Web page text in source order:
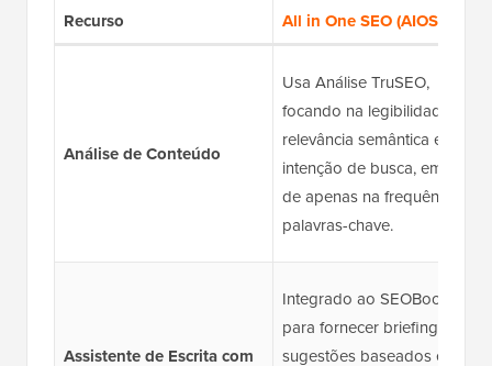
Recurso All in One SEO (AIOSEO)
Análise de Conteúdo
Usa Análise TruSEO,
focando na legibilidade,
relevância semântica e
intenção de busca, em vez
de apenas na frequência de
palavras-chave.
Assistente de Escrita com
Integrado ao SEOBoost
para fornecer briefings e
sugestões baseados em